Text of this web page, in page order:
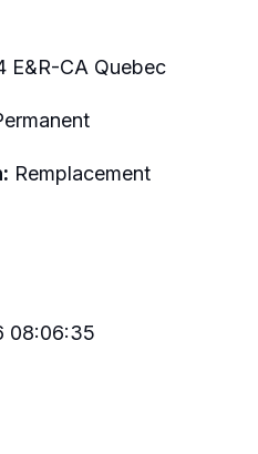
E&R-CA Quebec
Remplacement
08:06:35